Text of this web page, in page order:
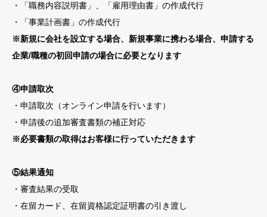
・「職務内容説明書」、「雇用理由書」の作成代行
・「事業計画書」の作成代行
※新規に会社を設立する場合、新規事業に携わる場合、申請する
企業/職種の初回申請の場合に必要となります
④申請取次
・申請取次（オンライン申請を行います）
・申請後の追加審査書類の補正対応
※必要書類の取得はお客様に行っていただきます
⑤結果通知
・審査結果の受取
・在留カード、在留資格認定証明書の引き渡し